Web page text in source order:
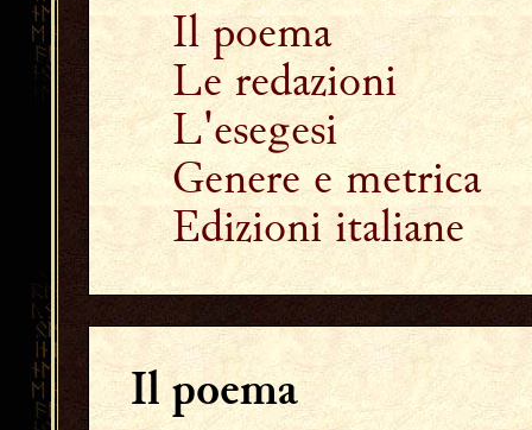
Il poema
Le redazioni
L'esegesi
Genere e metrica
Edizioni italiane
Il poema